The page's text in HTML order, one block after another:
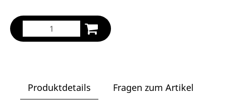
Produktdetails
Fragen zum Artikel